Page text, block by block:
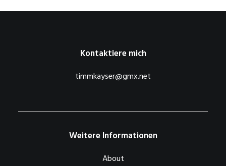
Kontaktiere mich
timmkayser@gmx.net
Weitere Informationen
About